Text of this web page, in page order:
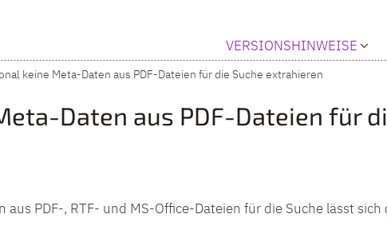
VERSIONSHINWEISE
keine Meta-Daten aus PDF-Dateien für die Suche extrahieren
Daten aus PDF-Dateien für
aus PDF-, RTF- und MS-Office-Dateien für die Suche lässt